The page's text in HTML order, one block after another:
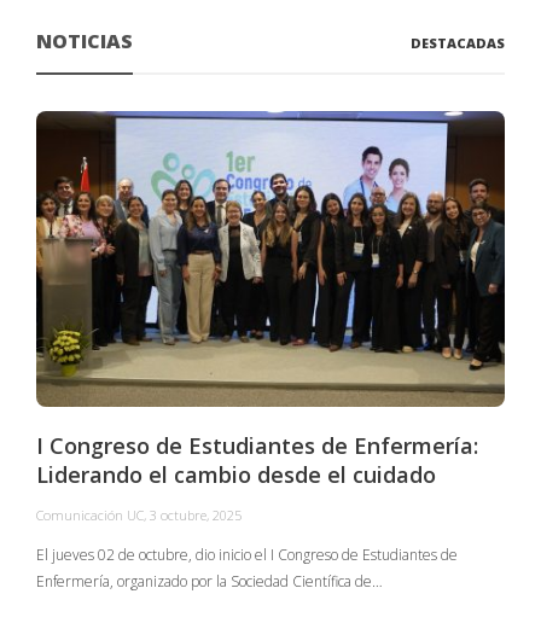
NOTICIAS DESTACADAS
I Congreso de Estudiantes de Enfermería:
Liderando el cambio desde el cuidado
Comunicación UC, 3 octubre, 2025
El jueves 02 de octubre, dio inicio el I Congreso de Estudiantes de
Enfermería, organizado por la Sociedad Científica de…